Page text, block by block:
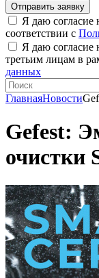
Я даю согласие
соответствии с
Я даю согласие
третьим лицам в
данных
ГлавнаяНовости
Gefest:
очистки